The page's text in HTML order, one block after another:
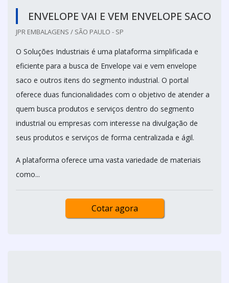
ENVELOPE VAI E VEM ENVELOPE SACO
JPR EMBALAGENS / SÃO PAULO - SP
O Soluções Industriais é uma plataforma simplificada e
eficiente para a busca de Envelope vai e vem envelope
saco e outros itens do segmento industrial. O portal
oferece duas funcionalidades com o objetivo de atender a
quem busca produtos e serviços dentro do segmento
industrial ou empresas com interesse na divulgação de
seus produtos e serviços de forma centralizada e ágil.
A plataforma oferece uma vasta variedade de materiais
como...
Cotar agora